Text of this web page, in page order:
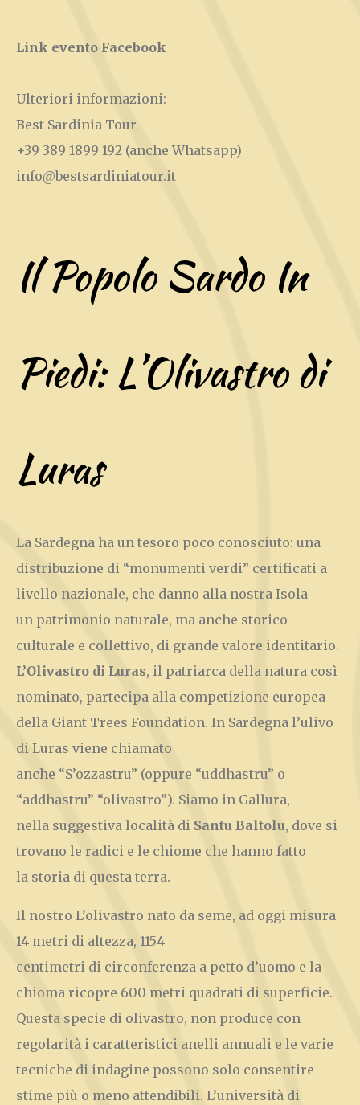
Link evento Facebook
Ulteriori informazioni:
Best Sardinia Tour
+39 389 1899 192 (anche Whatsapp)
info@bestsardiniatour.it
Il Popolo Sardo In
Piedi: L’Olivastro di
Luras
La Sardegna ha un tesoro poco conosciuto: una
distribuzione di “monumenti verdi” certificati a
livello nazionale, che danno alla nostra Isola
un patrimonio naturale, ma anche storico-
culturale e collettivo, di grande valore identitario.
L’Olivastro di Luras, il patriarca della natura così
nominato, partecipa alla competizione europea
della Giant Trees Foundation. In Sardegna l’ulivo
di Luras viene chiamato
anche “S’ozzastru” (oppure “uddhastru” o
“addhastru” “olivastro”). Siamo in Gallura,
nella suggestiva località di Santu Baltolu, dove si
trovano le radici e le chiome che hanno fatto
la storia di questa terra.
Il nostro L’olivastro nato da seme, ad oggi misura
14 metri di altezza, 1154
centimetri di circonferenza a petto d’uomo e la
chioma ricopre 600 metri quadrati di superficie.
Questa specie di olivastro, non produce con
regolarità i caratteristici anelli annuali e le varie
tecniche di indagine possono solo consentire
stime più o meno attendibili. L’università di